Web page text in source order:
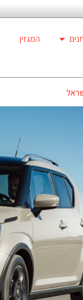
המגזין